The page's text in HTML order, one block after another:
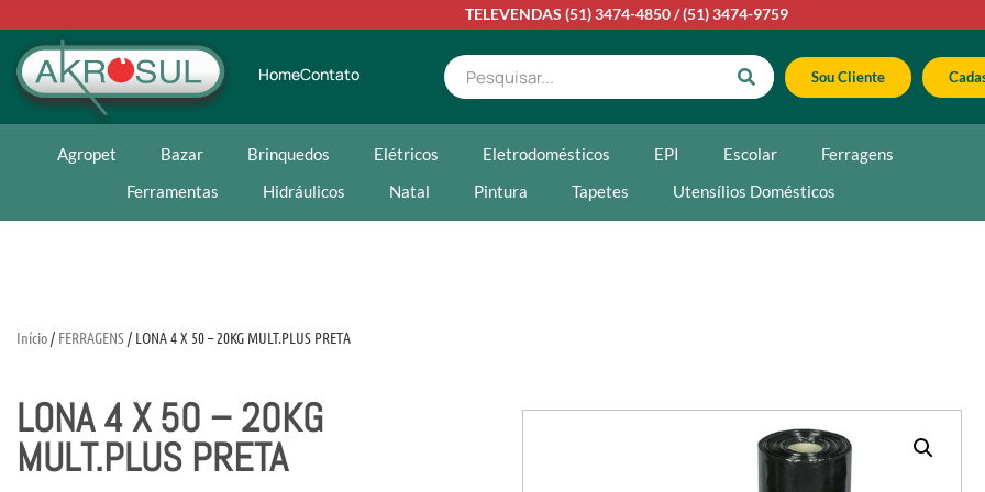
TELEVENDAS (51) 3474-4850/(51) 3474-9759
HomeContato Sou Cliente
Agropet Bazar Brinquedos Elétricos Eletrodomésticos EPI Escolar
Ferragens
Ferramentas
Hidráulicos Natal Pintura Tapetes Utensílios Domésticos
Início/ FERRAGENS/ LONA 4 X 50 – 20KG MULT.PLUS PRETA
LONA 4 X 50 – 20KG
MULT.PLUS PRETA